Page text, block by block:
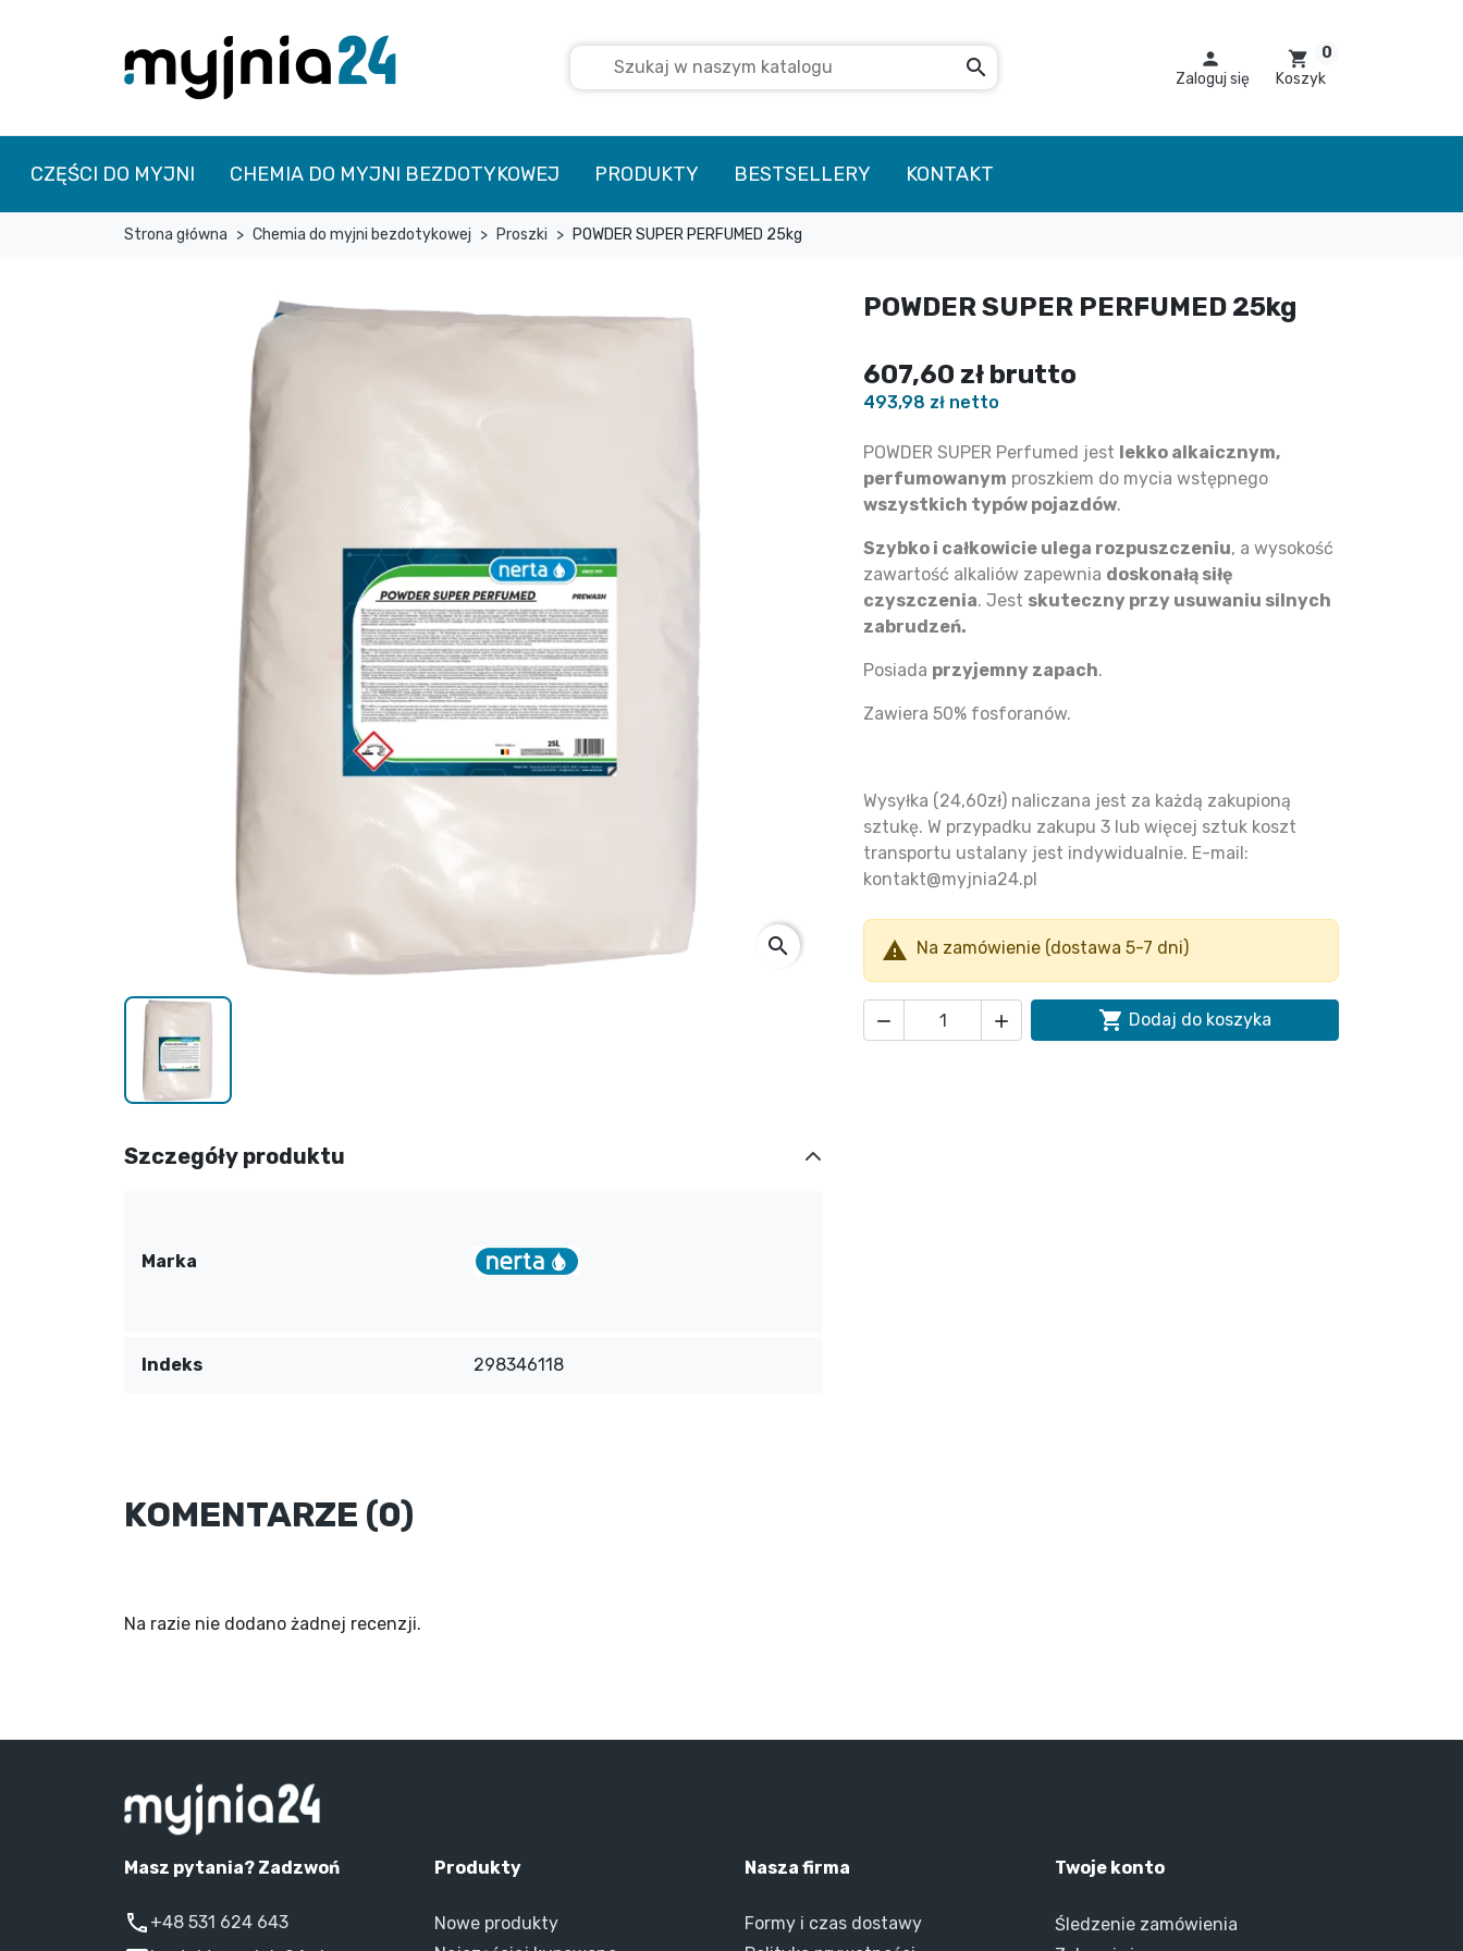
search 
Zaloguj się
shopping_cart
Koszyk
0
CZĘŚCI DO MYJNI CHEMIA DO MYJNI BEZDOTYKOWEJ PRODUKTY BESTSELLERY KONTAKT
Strona główna Chemia do myjni bezdotykowej Proszki POWDER SUPER PERFUMED 25kg
search
POWDER SUPER PERFUMED 25kg
607,60 zł brutto
493,98 zł netto
POWDER SUPER Perfumed jest lekko alkaicznym,
perfumowanym proszkiem do mycia wstępnego
wszystkich typów pojazdów.
Szybko i całkowicie ulega rozpuszczeniu, a wysokość
zawartość alkaliów zapewnia doskonałą siłę
czyszczenia. Jest skuteczny przy usuwaniu silnych
zabrudzeń.
Posiada przyjemny zapach.
Zawiera 50% fosforanów.
Wysyłka (24,60zł) naliczana jest za każdą zakupioną
sztukę. W przypadku zakupu 3 lub więcej sztuk koszt
transportu ustalany jest indywidualnie. E-mail:
kontakt@myjnia24.pl
 Na zamówienie (dostawa 5-7 dni)
   Dodaj do koszyka
Szczegóły produktu
Marka
Indeks 298346118
KOMENTARZE (0)
Na razie nie dodano żadnej recenzji.
Masz pytania? Zadzwoń
+48 531 624 643
Produkty
Nowe produkty
Nasza firma
Formy i czas dostawy
Twoje konto
Śledzenie zamówienia